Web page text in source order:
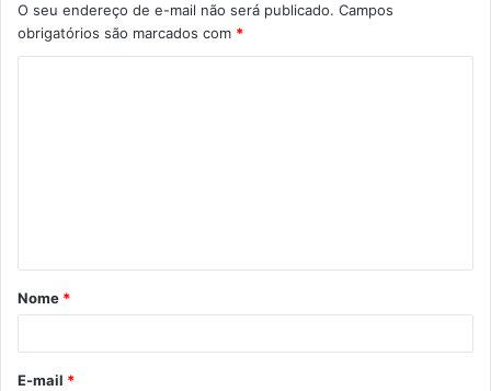
O seu endereço de e-mail não será publicado. Campos
obrigatórios são marcados com *
á
r
Nome *
E-mail *